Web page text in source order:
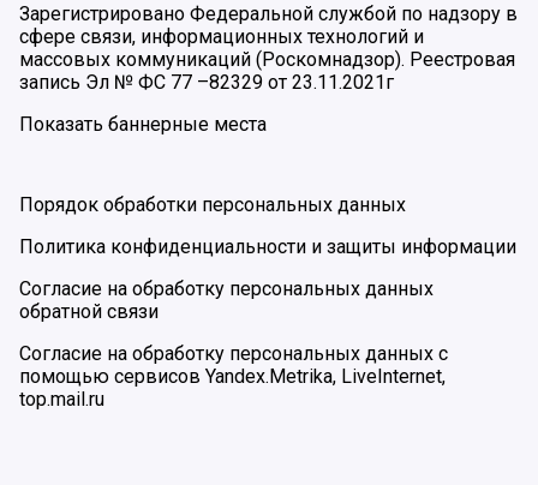
Зарегистрировано Федеральной службой по надзору в
сфере связи, информационных технологий и
массовых коммуникаций (Роскомнадзор). Реестровая
запись Эл № ФС 77 –82329 от 23.11.2021г
Показать баннерные места
Порядок обработки персональных данных
Политика конфиденциальности и защиты информации
Согласие на обработку персональных данных
обратной связи
Согласие на обработку персональных данных с
помощью сервисов Yandex.Metrika, LiveInternet,
top.mail.ru